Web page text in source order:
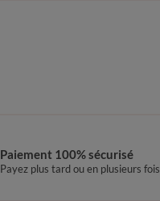
Paiement 100% sécurisé
Payez plus tard ou en plusieurs fois